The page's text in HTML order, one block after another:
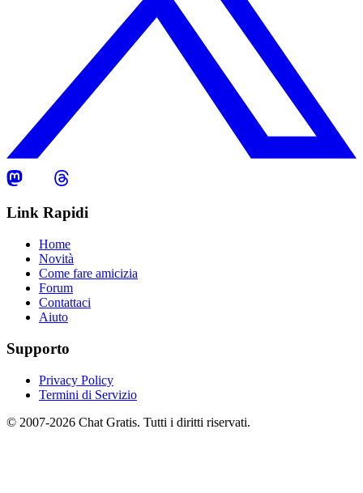
Link Rapidi
Home
Novità
Come fare amicizia
Forum
Contattaci
Aiuto
Supporto
Privacy Policy
Termini di Servizio
© 2007-2026 Chat Gratis. Tutti i diritti riservati.